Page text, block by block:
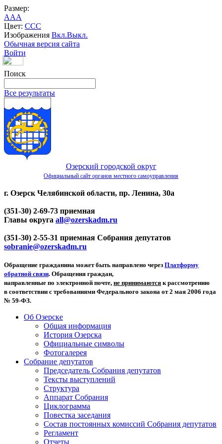
Размер:
AAA
Цвет: CCC
Изображения Вкл.Выкл.
Обычная версия сайта
Войти
Поиск
Все результаты
Озерский городской округ
Официальный сайт органов местного самоуправления
г. Озерск Челябинской области, пр. Ленина, 30а
(351-30) 2-69-73 приемная
Главы округа all@ozerskadm.ru
(351-30) 2-55-31 приемная Собрания депутатов
sobranie@ozerskadm.ru
Обращение гражданина может быть направлено через Платформу
обратной связи. Обращения граждан,
направленные по электронной почте, не принимаются к рассмотрению
в соответствии с требованиями Федерального закона от 2 мая 2006 года
№ 59-ФЗ.
Об Озерске
Общая информация
История Озерска
Официальные символы
Фотогалерея
Собрание депутатов
Председатель Собрания депутатов
Тексты выступлений
Структура
Аппарат Собрания
Циклограмма
Повестка заседания
Состав постоянных комиссий Собрания депутатов
Регламент
Отчеты